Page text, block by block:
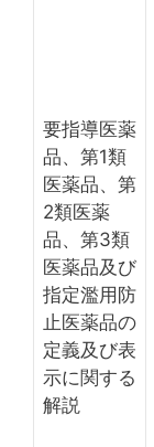
要指導医薬
品、第1類
医薬品、第
2類医薬
品、第3類
医薬品及び
指定濫用防
止医薬品の
定義及び表
示に関する
解説